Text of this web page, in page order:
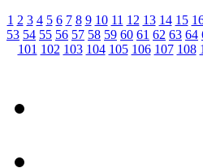
1 2 3 4 5 6 7 8 9 10 11 12 13 14 15
53 54 55 56 57 58 59 60 61 62 63 64
101 102 103 104 105 106 107 108